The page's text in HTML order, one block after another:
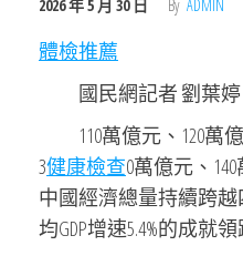
2026 年 5 月 30 日 By ADMIN
體檢推薦
國民網記者 劉葉婷
110萬億元、120萬
3健康檢查0萬億元、
中國經濟總量持續跨
均GDP增速5.4%的成就